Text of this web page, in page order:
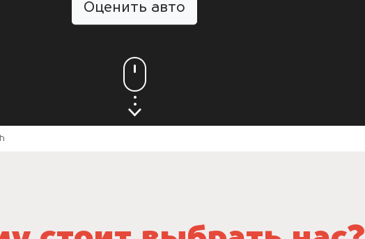
Оценить авто